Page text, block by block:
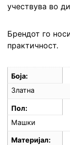
учествува во
Брендот го
практичност.
Боја
Златна
Пол
Машки
Материјал